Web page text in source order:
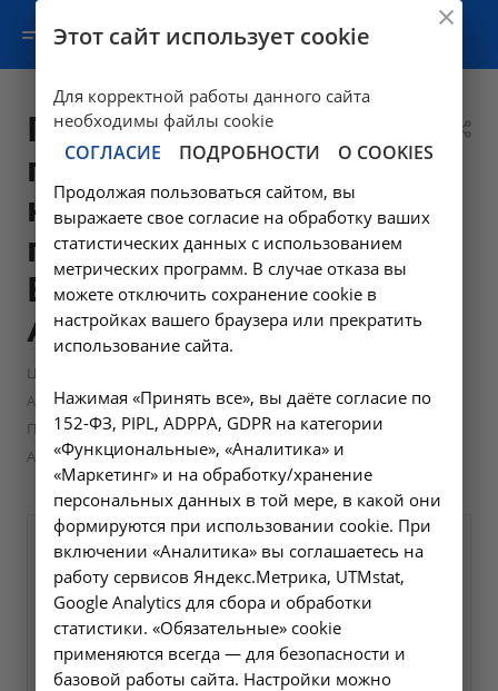
Прием врача-
психиатра-
нарколога
повторный -
B01.036.002 в
Ангарске
Цены в Ангарске
Амбулаторно-поликлинические услуги в Ангарске —
Прием врача-психиатра-нарколога повторный - B01.036.002 в
Ангарске
Оформите заявку на сайте,
мы свяжемся с вами в
ближайшее время и ответим
на все интересующие
вопросы.
1800 ₽
Этот сайт использует cookie
Для корректной работы данного сайта
необходимы файлы cookie
СОГЛАСИЕ ПОДРОБНОСТИ О COOKIES
Продолжая пользоваться сайтом, вы
выражаете свое согласие на обработку ваших
статистических данных с использованием
метрических программ. В случае отказа вы
можете отключить сохранение cookie в
настройках вашего браузера или прекратить
использование сайта.
Нажимая «Принять все», вы даёте согласие по
152-ФЗ, PIPL, ADPPA, GDPR на категории
«Функциональные», «Аналитика» и
«Маркетинг» и на обработку/хранение
персональных данных в той мере, в какой они
формируются при использовании cookie. При
включении «Аналитика» вы соглашаетесь на
работу сервисов Яндекс.Метрика, UTMstat,
Google Analytics для сбора и обработки
статистики. «Обязательные» cookie
применяются всегда — для безопасности и
базовой работы сайта. Настройки можно